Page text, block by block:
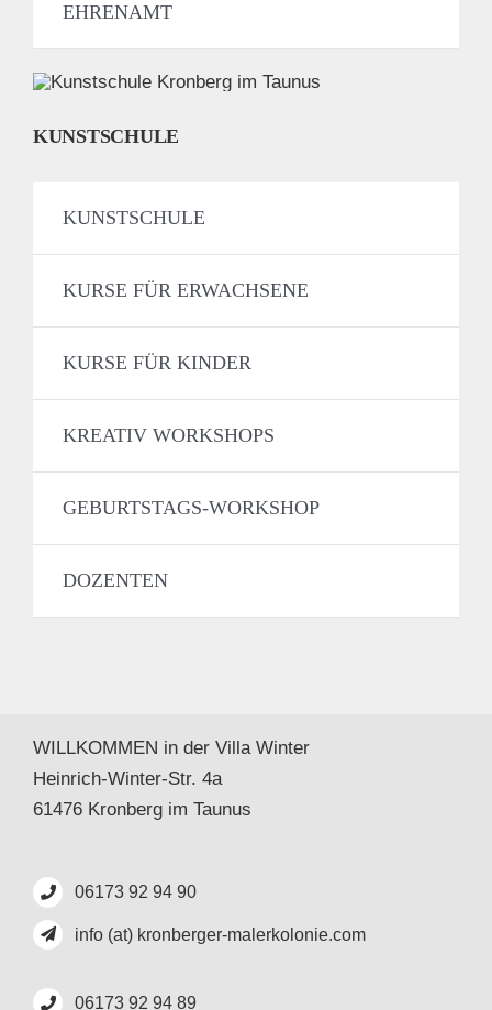
EHRENAMT
KUNSTSCHULE
KUNSTSCHULE
KURSE FÜR ERWACHSENE
KURSE FÜR KINDER
KREATIV WORKSHOPS
GEBURTSTAGS-WORKSHOP
DOZENTEN
WILLKOMMEN in der Villa Winter
Heinrich-Winter-Str. 4a
61476 Kronberg im Taunus
06173 92 94 90
info (at) kronberger-malerkolonie.com
06173 92 94 89